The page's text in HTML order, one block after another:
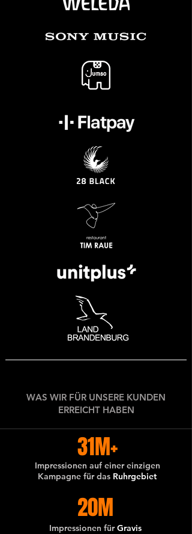
WAS WIR FÜR UNSERE KUNDEN
ERREICHT HABEN
31M+
Impressionen auf einer einzigen
Kampagne für das Ruhrgebiet
20M
Impressionen für Gravis